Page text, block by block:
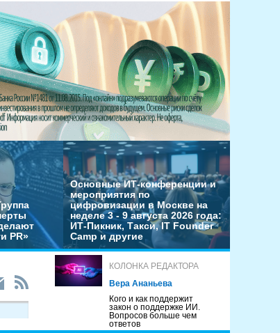
PR»
Основные ИТ-конференции и
мероприятия по
цифровизации в Москве на
неделе 3 - 9 августа 2026 года:
ИТ-Пикник, Такси, IT Founder
Camp и другие
КОЛОНКА РЕДАКТОРА
Вера Ананьева
Кого и как поддержит
закон о поддержке ИИ.
Вопросов больше чем
ответов